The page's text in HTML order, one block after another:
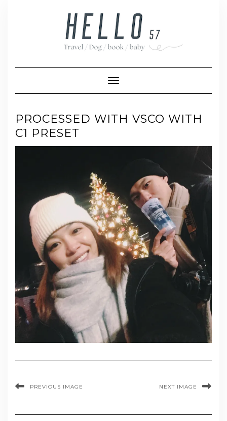
Toggle Navigation
PROCESSED WITH VSCO WITH
C1 PRESET
PREVIOUS IMAGE NEXT IMAGE